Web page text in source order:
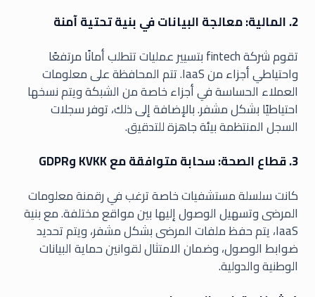
2. المالية: معالجة البيانات في بنية تحتية آمنة
تقوم شركة fintech بتسيير عمليات تتطلب أمانًا مرتفعًا
واحتياطي أجزاء من IaaS. تتم المحافظة على معلومات
العملاء الحساسة في أجزاء خاصة من الشبكة ويتم نسخها
احتياطيًا بشكل مشفر. بالإضافة إلى ذلك، توفر سجلات
السجل المنتظمة بيئة جاهزة للتدقيق.
3. قطاع الصحة: سحابة متوافقة مع KVKK وGDPR
كانت سلسلة مستشفيات خاصة ترغب في رقمنة معلومات
المرضى وتسهيل الوصول إليها بين مواقع مختلفة. مع بنية
IaaS، يتم حفظ ملفات المرضى بشكل مشفر، ويتم تحديد
ضوابط الوصول، وضمان الامتثال لقوانين حماية البيانات
الوطنية والدولية.